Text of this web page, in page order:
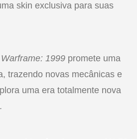
skin exclusiva para suas
Warframe: 1999 promete uma
trazendo novas mecânicas e
uma era totalmente nova